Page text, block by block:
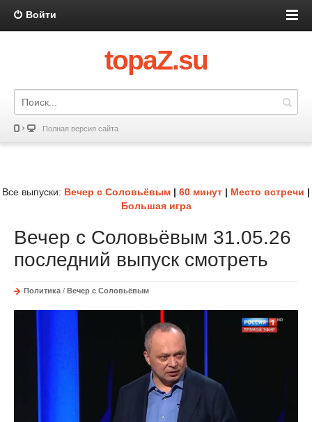
Войти
topaZ.su
Полная версия сайта
Все выпуски: Вечер с Соловьёвым | 60 минут | Место встречи |
Большая игра
Вечер с Соловьёвым 31.05.26
последний выпуск смотреть
Политика / Вечер с Соловьёвым